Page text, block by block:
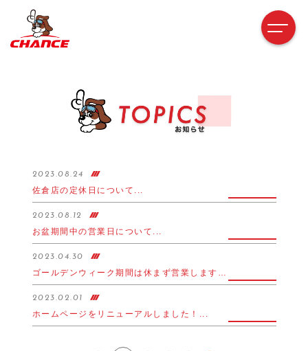
2023.08.24
佐倉店の定休日について...
2023.08.12
お盆期間中の営業日について...
2023.04.30
ゴールデンウィーク期間は休まず営業します♪...
2023.02.01
ホームページをリニューアルしました！...